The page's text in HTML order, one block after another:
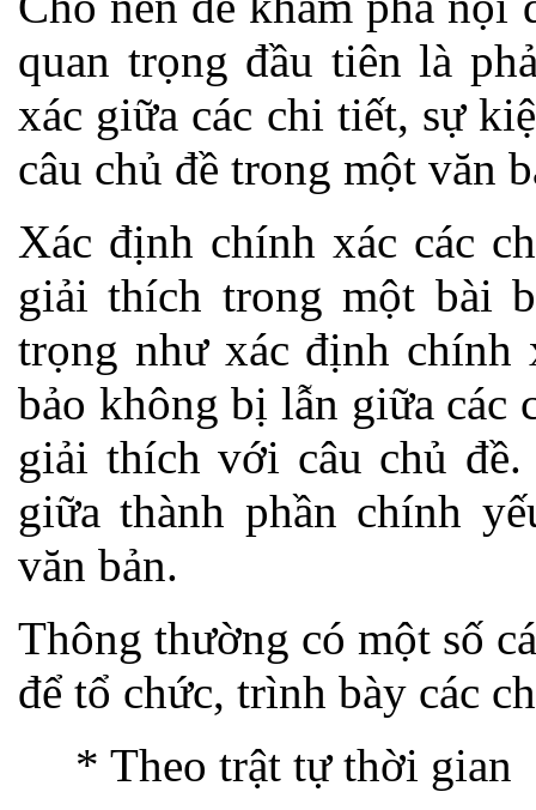
quan trọng đầu tiên là
xác giữa các chi tiết, sự
câu chủ đề trong một văn
Xác định chính xác các
giải thích trong một bài
trọng như xác định chính
bảo không bị lẫn giữa các
giải thích với câu chủ
giữa thành phần chính
văn bản.
Thông thường có một số
để tổ chức, trình bày các
* Theo trật tự thời gian